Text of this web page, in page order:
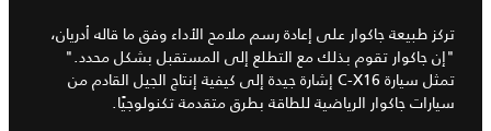
تركز طبيعة جاكوار على إعادة رسم ملامح الأداء وفق ما قاله أدريان،
"إن جاكوار تقوم بذلك مع التطلع إلى المستقبل بشكل محدد."
تمثل سيارة C-X16 إشارة جيدة إلى كيفية إنتاج الجيل القادم من
سيارات جاكوار الرياضية للطاقة بطرق متقدمة تكنولوجيًا.